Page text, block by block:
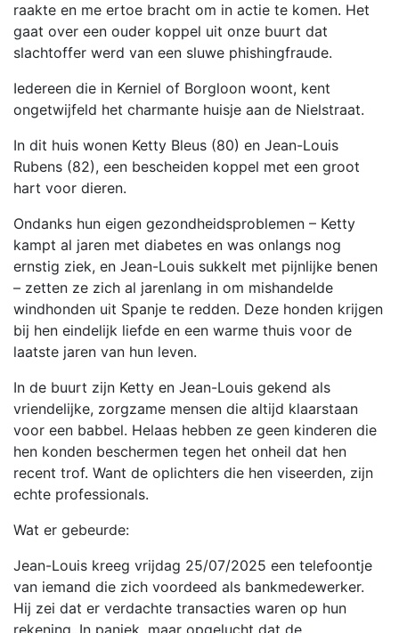
raakte en me ertoe bracht om in actie te komen. Het
gaat over een ouder koppel uit onze buurt dat
slachtoffer werd van een sluwe phishingfraude.
Iedereen die in Kerniel of Borgloon woont, kent
ongetwijfeld het charmante huisje aan de Nielstraat.
In dit huis wonen Ketty Bleus (80) en Jean-Louis
Rubens (82), een bescheiden koppel met een groot
hart voor dieren.
Ondanks hun eigen gezondheidsproblemen – Ketty
kampt al jaren met diabetes en was onlangs nog
ernstig ziek, en Jean-Louis sukkelt met pijnlijke benen
– zetten ze zich al jarenlang in om mishandelde
windhonden uit Spanje te redden. Deze honden krijgen
bij hen eindelijk liefde en een warme thuis voor de
laatste jaren van hun leven.
In de buurt zijn Ketty en Jean-Louis gekend als
vriendelijke, zorgzame mensen die altijd klaarstaan
voor een babbel. Helaas hebben ze geen kinderen die
hen konden beschermen tegen het onheil dat hen
recent trof. Want de oplichters die hen viseerden, zijn
echte professionals.
Wat er gebeurde:
Jean-Louis kreeg vrijdag 25/07/2025 een telefoontje
van iemand die zich voordeed als bankmedewerker.
Hij zei dat er verdachte transacties waren op hun